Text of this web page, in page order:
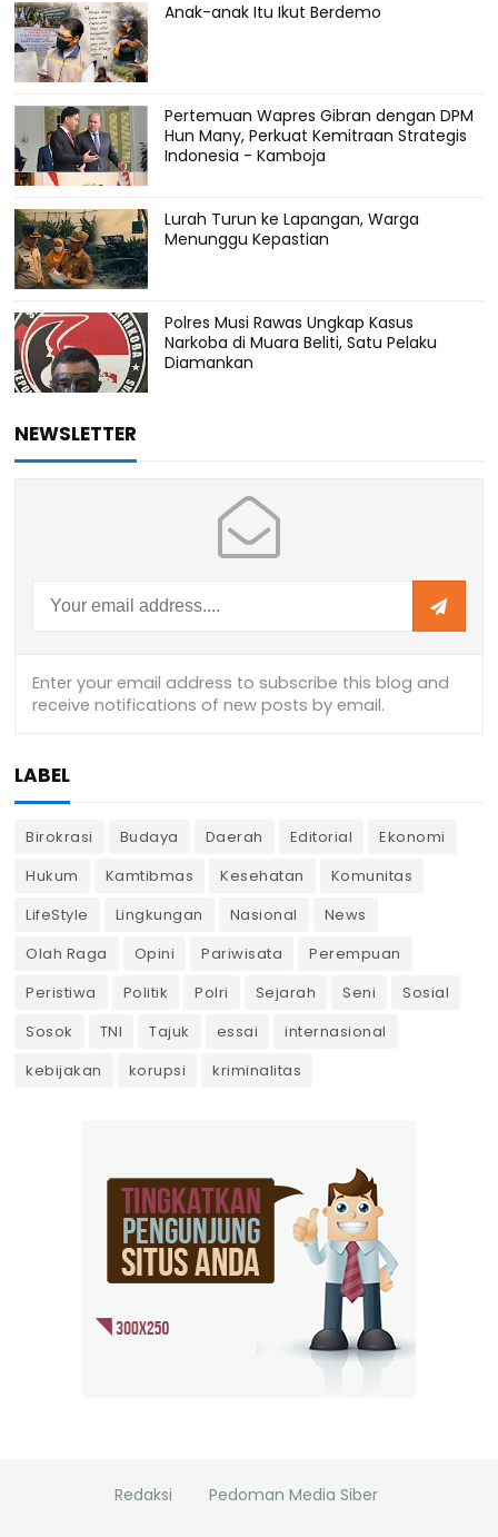
Anak-anak Itu Ikut Berdemo
Pertemuan Wapres Gibran dengan DPM
Hun Many, Perkuat Kemitraan Strategis
Indonesia - Kamboja
Lurah Turun ke Lapangan, Warga
Menunggu Kepastian
Polres Musi Rawas Ungkap Kasus
Narkoba di Muara Beliti, Satu Pelaku
Diamankan
NEWSLETTER
LABEL
Birokrasi Budaya Daerah Editorial
Ekonomi
Hukum
Kamtibmas Kesehatan
Komunitas
LifeStyle
Lingkungan Nasional
News
Olah Raga
Opini Pariwisata
Perempuan
Peristiwa
Politik Polri Sejarah Seni
Sosial
Sosok
TNI Tajuk essai
internasional
kebijakan
korupsi kriminalitas
Redaksi Pedoman Media Siber